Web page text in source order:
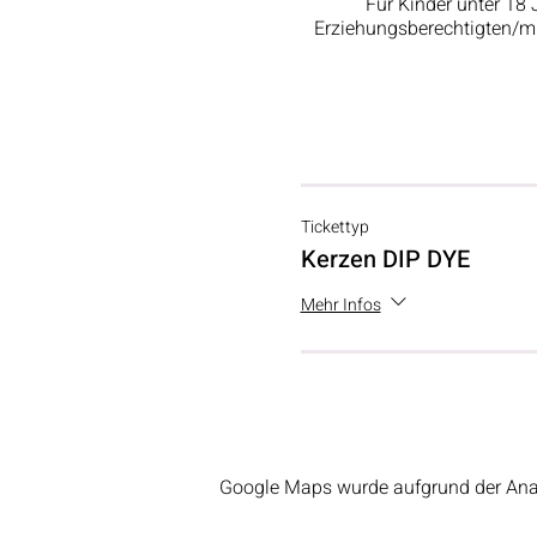
Erziehungsberechtigten/
Tickettyp
Kerzen DIP DYE
Mehr Infos
Google Maps wurde aufgrund der